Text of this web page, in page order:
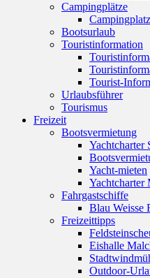
Campingplätze
Bootsurlaub
Touristinformation
Tourist-
Urlaubsführer
Tourismus
Freizeit
Bootsvermietung
Yachtcharter
Yacht-mieten
Yachtcharter
Fahrgastschiffe
Blau Weisse
Freizeittipps
Eishalle
Outdoor-